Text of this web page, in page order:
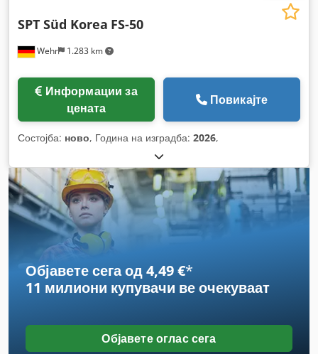
Wehr 1.283 km
SPT Süd Korea FS-50
цената
Повикајте
Состојба: ново, Година на изградба: 2026,
Објавете сега од 4,49 €*
11 милиони купувачи ве очекуваат
Објавете оглас сега